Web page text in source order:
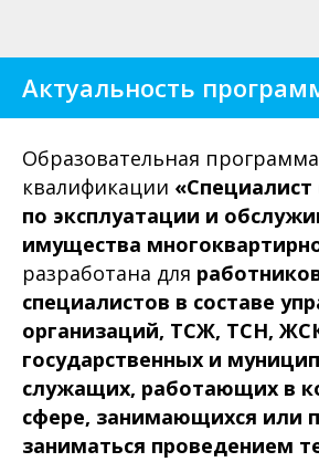
Актуальность
Образовательная
квалификации «Специалист
по эксплуатации и
имущества
разработана для
специалистов в составе
организаций, ТСЖ, ТСН,
государственных и
служащих, работающих в
сфере, занимающихся или
заниматься проведением